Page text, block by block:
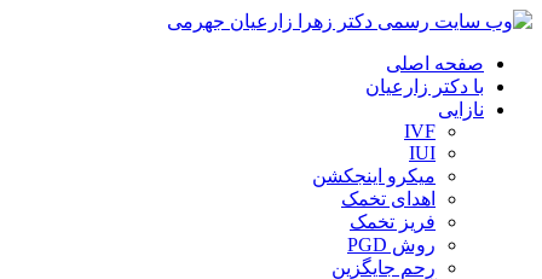
صفحه اصلی
با دکتر زارعیان
نازایی
IVF
IUI
میکرو اینجکشن
اهدای تخمک
فریز تخمک
روش PGD
رحم جایگزین